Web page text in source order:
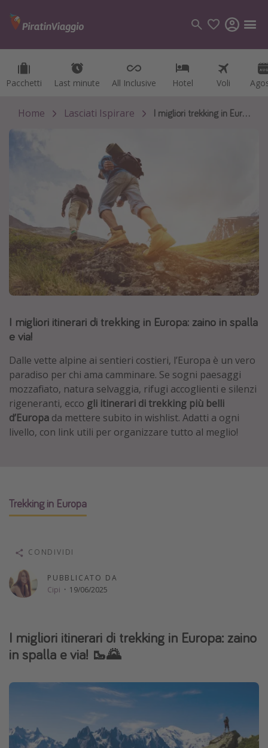
Pacchetti Last minute All Inclusive Hotel Voli
Pacchetti Last minute All Inclusive Hotel Voli
Categorie
Voli
Hotel
Tutte le destinazioni
Italia
Albania
Grecia
Egitto
Tunisia
Malta
Canarie
Capo Verde
Tipo di vacanza
Vacanze di Pasqua 2026
Vacanze con bambini
Vacanze al mare
Viaggi per single
Travel magazine
Festività del 2026
Home Lasciati Ispirare I migliori trekking in Europa
I migliori itinerari di trekking in Europa: zaino in spalla
e via!
Dalle vette alpine ai sentieri costieri, l’Europa è un vero
paradiso per chi ama camminare. Se sogni paesaggi
mozzafiato, natura selvaggia, rifugi accoglienti e silenzi
rigeneranti, ecco gli itinerari di trekking più belli
d’Europa da mettere subito in wishlist. Adatti a ogni
livello, con link utili per organizzare tutto al meglio!
Trekking in Europa
PUBBLICATO DA
Cipi · 19/06/2025
CONDIVIDI
I migliori itinerari di trekking in Europa: zaino
in spalla e via! 🥾🌄